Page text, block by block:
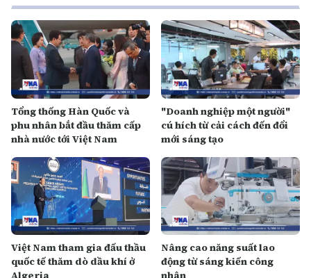
Tổng thống Hàn Quốc và
phu nhân bắt đầu thăm cấp
nhà nước tới Việt Nam
"Doanh nghiệp một người"
cú hích từ cải cách đến đổi
mới sáng tạo
Việt Nam tham gia đấu thầu
quốc tế thăm dò dầu khí ở
Algeria
Nâng cao năng suất lao
động từ sáng kiến công
nhân